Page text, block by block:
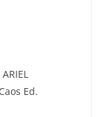
Ed.